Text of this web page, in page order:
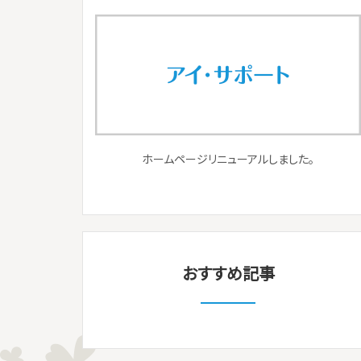
ホームページリニューアルしました。
おすすめ記事